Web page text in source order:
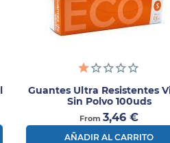
Guantes Ultra Resistentes
Sin Polvo 100uds
From Precio
3,46 €
AÑADIR AL CARRITO